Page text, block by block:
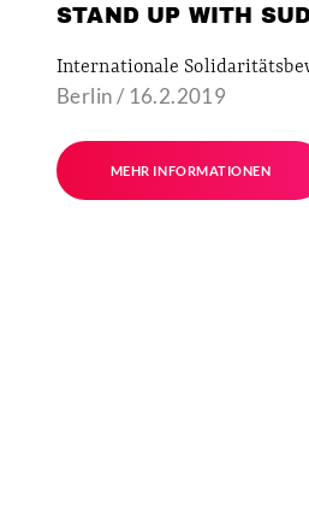
STAND UP WITH
Internationale
Berlin / 16.2.2019
MEHR INFORMATIONEN